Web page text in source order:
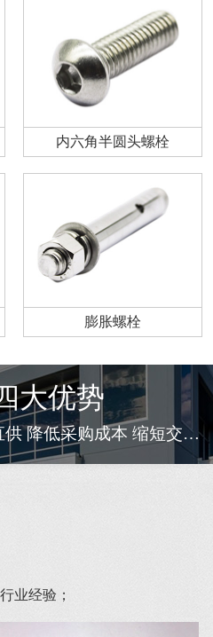
内六角半圆头螺栓
膨胀螺栓
大优势
多年行业技术沉淀 厂家直供 降低采购成本 缩短交货周期
业经验；